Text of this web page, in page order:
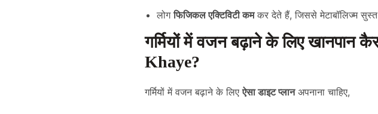
लोगफिजिकल एक्टिविटी कमकर देते हैं, जिससे मेटाबॉलिज्म सुस्त
गर्मियों में वजन बढ़ाने के लिए
Khaye?
गर्मियों में वजन बढ़ाने के लिएऐसा डाइट प्लानअपनाना चाहिए,